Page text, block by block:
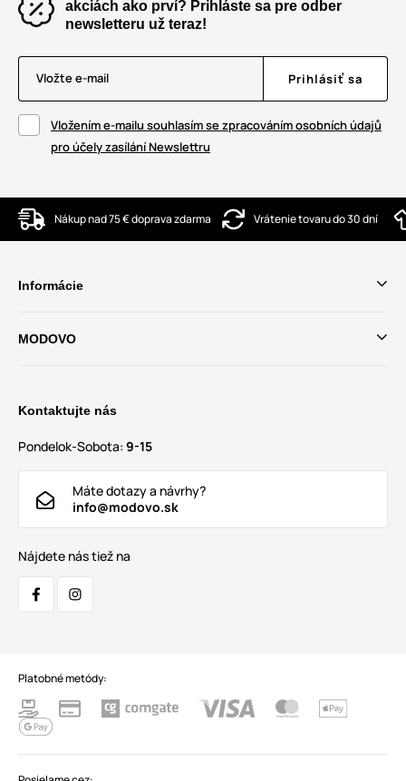
akciách ako prví? Prihláste sa pre odber
newsletteru už teraz!
Vložte e-mail Prihlásiť sa
Vložením e-mailu souhlasím se zpracováním osobních údajů
pro účely zasílání Newslettru
Nákup nad 75 € doprava zdarma Vrátenie tovaru do 30 dní
Informácie
MODOVO
Kontaktujte nás
Pondelok-Sobota: 9-15
Máte dotazy a návrhy?
info@modovo.sk
Nájdete nás tiež na
Platobné metódy: